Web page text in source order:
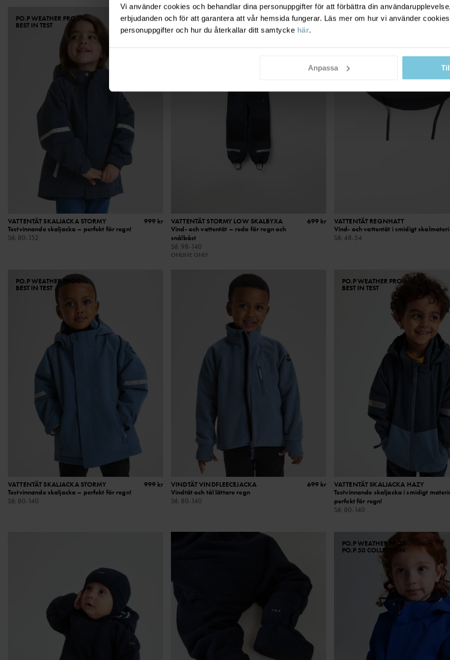
Vi använder cookies och behandlar dina personuppgifter för att förbättra din
erbjudanden och för att garantera att vår hemsida fungerar. Läs mer om hur vi använder
personuppgifter och hur du återkallar ditt samtycke här.
Anpassa
PO.P WEATHER PRO®
BEST IN TEST
VATTENTÄT SKALJACKA STORMY
Testvinnande skaljacka – perfekt för regn!
Stl : 80-152
999 kr
PO.P WEATHER PRO®
VATTENTÄT STORMY LOW SKALBYXA
Vind- och vattentät – redo för regn och
snålbåst
Stl : 98-140
ONLINE ONLY
699 kr
PO.P WEATHER PRO®
VATTENTÄT REGNHATT
Vind- och vattentät i smidigt
Stl : 48-54
PO.P WEATHER PRO®
BEST IN TEST
VATTENTÄT SKALJACKA STORMY
Testvinnande skaljacka – perfekt för regn!
Stl: 80-140
999 kr
VINDTÄT VINDFLEECEJACKA
Vindtät och tål lättare regn
Stl: 80-140
699 kr
PO.P WEATHER PRO®
BEST IN TEST
VATTENTÄT SKALJACKA HAZY
Testvinnande skaljacka i smidigt
perfekt för regn!
Stl: 80-140
PO.P WEATHER PRO®
PO.P 50 COLLECTION